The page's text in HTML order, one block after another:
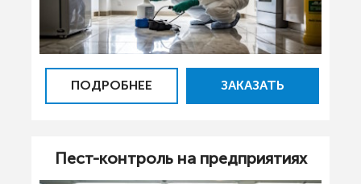
ПОДРОБНЕЕ ЗАКАЗАТЬ
Пест-контроль на предприятиях